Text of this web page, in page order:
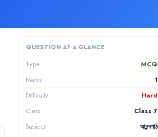
QUESTION AT A GLANCE
Type MCQ
Marks 1
Difficulty Hard
Class Class 7
Subject আনন্দপাঠ